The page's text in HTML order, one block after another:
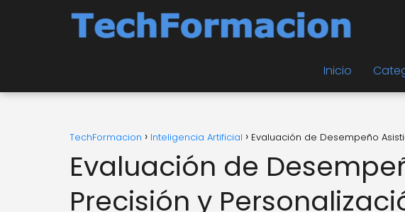
Inicio
TechFormacion Inteligencia Artificial Evaluación de Desempeño
Evaluación de
Precisión y